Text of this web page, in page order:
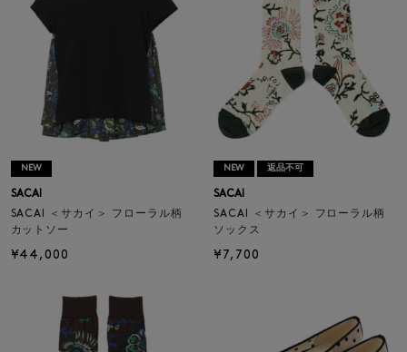
NEW
SACAI
SACAI ＜サカイ＞ フローラル柄
カットソー
¥44,000
NEW 返品不可
SACAI
SACAI ＜サカイ＞ フローラル柄
ソックス
¥7,700